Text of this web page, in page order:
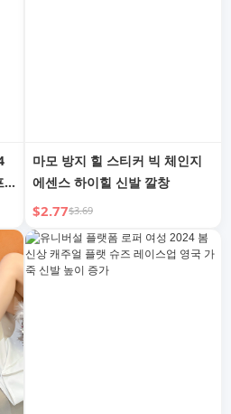
마모 방지 힐 스티커 빅 체인지
에센스 하이힐 신발 깔창
$2.77$3.69